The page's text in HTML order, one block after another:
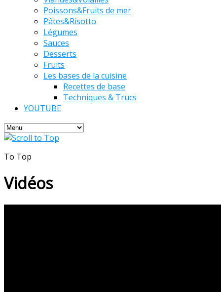
Poissons&Fruits de mer
Pâtes&Risotto
Légumes
Sauces
Desserts
Fruits
Les bases de la cuisine
Recettes de base
Techniques & Trucs
YOUTUBE
To Top
Vidéos